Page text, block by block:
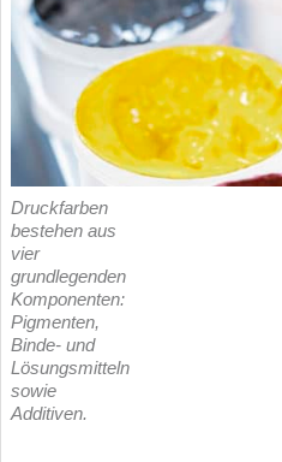
Druckfarben
bestehen aus
vier
grundlegenden
Komponenten:
Pigmenten,
Binde- und
Lösungsmitteln
sowie
Additiven.